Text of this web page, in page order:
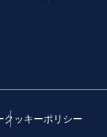
クッキーポリシー
Polski